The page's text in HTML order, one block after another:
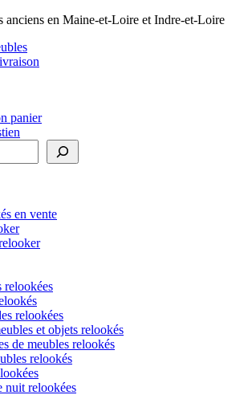
anciens en Maine-et-Loire et Indre-et-Loire
en vente
relookées
relookées
et objets relookés
de meubles relookés
relookés
nuit relookées